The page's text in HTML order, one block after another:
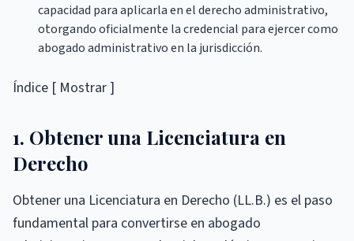
capacidad para aplicarla en el derecho administrativo,
otorgando oficialmente la credencial para ejercer como
abogado administrativo en la jurisdicción.
Índice [ Mostrar ]
1. Obtener una Licenciatura en
Derecho
Obtener una Licenciatura en Derecho (LL.B.) es el paso
fundamental para convertirse en abogado